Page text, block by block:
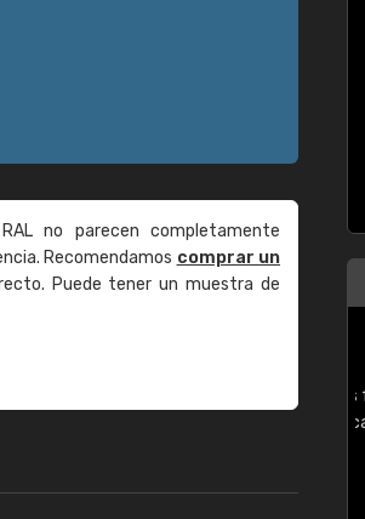
no parecen completamente
Recomendamos comprar un
Puede tener un muestra de